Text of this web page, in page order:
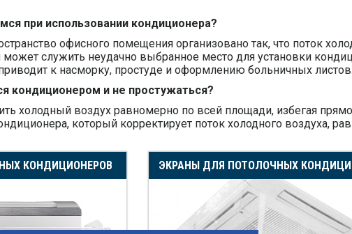
при использовании кондиционера?
офисного помещения организовано так, что поток
служить неудачно выбранное место для установки
к насморку, простуде и оформлению больничных листов.
кондиционером и не простужаться?
холодный воздух равномерно по всей площади, избегая
который корректирует поток холодного воздуха,
КОНДИЦИОНЕРОВ ЭКРАНЫ ДЛЯ ПОТОЛОЧНЫХ